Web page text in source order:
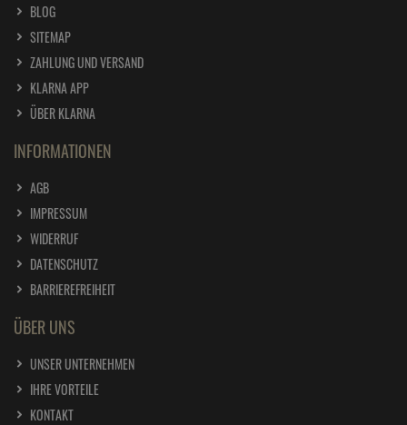
BLOG
SITEMAP
ZAHLUNG UND VERSAND
KLARNA APP
ÜBER KLARNA
INFORMATIONEN
AGB
IMPRESSUM
WIDERRUF
DATENSCHUTZ
BARRIEREFREIHEIT
ÜBER UNS
UNSER UNTERNEHMEN
IHRE VORTEILE
KONTAKT